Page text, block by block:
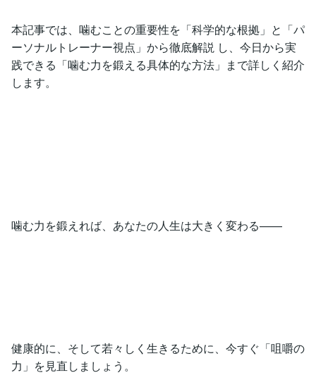
本記事では、噛むことの重要性を「科学的な根拠」と「パ
ーソナルトレーナー視点」から徹底解説 し、今日から実
践できる「噛む力を鍛える具体的な方法」まで詳しく紹介
します。
噛む力を鍛えれば、あなたの人生は大きく変わる——
健康的に、そして若々しく生きるために、今すぐ「咀嚼の
力」を見直しましょう。